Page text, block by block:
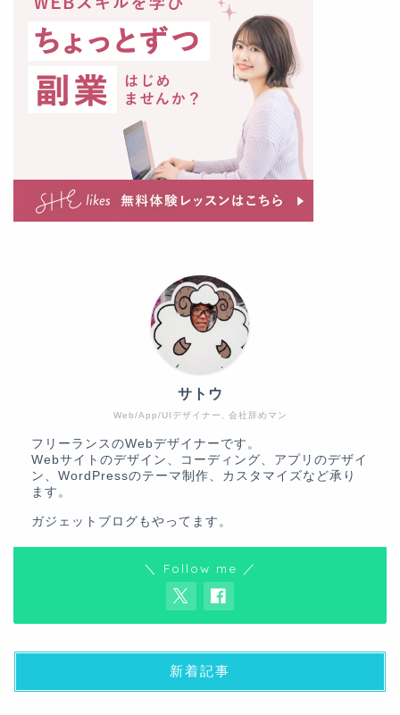
Web/App/UIデザイナー, 会社辞めマン
サトウ
フリーランスのWebデザイナーです。
Webサイトのデザイン、コーディング、アプリのデザイ
ン、WordPressのテーマ制作、カスタマイズなど承り
ます。
ガジェットブログ もやってます。
＼ Follow me ／
新着記事